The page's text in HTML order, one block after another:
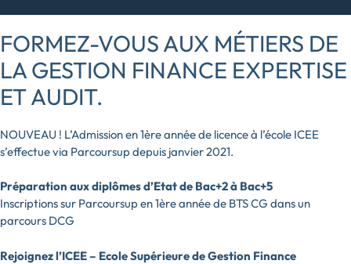
FORMEZ-VOUS AUX MÉTIERS DE
LA GESTION FINANCE EXPERTISE
ET AUDIT.
NOUVEAU ! L’Admission en 1ère année de licence à l’école ICEE
s’effectue via Parcoursup depuis janvier 2021.
Préparation aux diplômes d’Etat de Bac+2 à Bac+5
Inscriptions sur Parcoursup en 1ère année de BTS CG dans un
parcours DCG
Rejoignez l’ICEE – Ecole Supérieure de Gestion Finance